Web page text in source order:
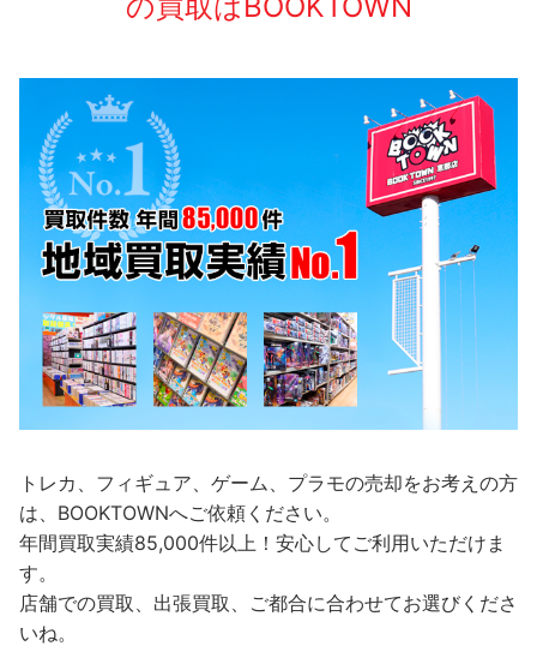
の買取はBOOKTOWN
トレカ、フィギュア、ゲーム、プラモの売却をお考えの方
は、BOOKTOWNへご依頼ください。
年間買取実績85,000件以上！安心してご利用いただけま
す。
店舗での買取、出張買取、ご都合に合わせてお選びくださ
いね。